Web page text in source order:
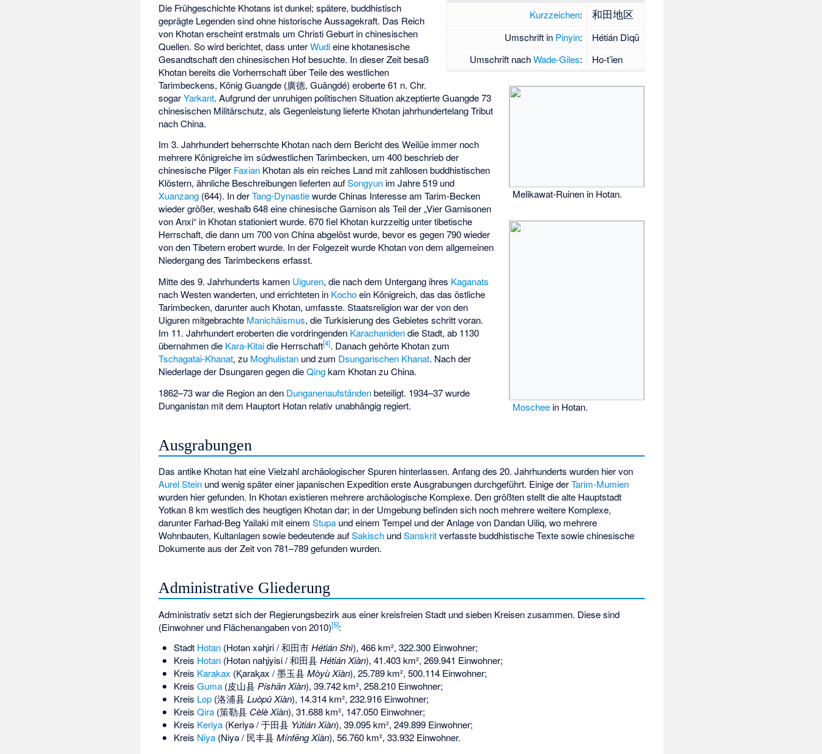
Kurzzeichen: 和田地区
Umschrift in Pinyin:
Hétián Dìqū
Umschrift nachWade-Giles: Ho-t’ien
Melikawat-Ruinen in Hotan.
Moschee in Hotan.
Die Frühgeschichte Khotans ist dunkel; spätere, buddhistisch
geprägte Legenden sind ohne historische Aussagekraft. Das Reich
von Khotan erscheint erstmals um Christi Geburt in chinesischen
Quellen. So wird berichtet, dass unterWudieine khotanesische
Gesandtschaft den chinesischen Hof besuchte. In dieser Zeit besaß
Khotan bereits die Vorherrschaft über Teile des westlichen
Tarimbeckens, König Guangde (廣德, Guǎngdé) eroberte 61 n. Chr.
sogarYarkant. Aufgrund der unruhigen politischen Situation akzeptierte Guangde 73
chinesischen Militärschutz, als Gegenleistung lieferte Khotan jahrhundertelang Tribut
nach China.
Im 3. Jahrhundert beherrschte Khotan nach dem Bericht desWeilüe immer noch
mehrere Königreiche im südwestlichen Tarimbecken, um 400 beschrieb der
chinesische Pilger Faxian Khotan als ein reiches Land mit zahllosen buddhistischen
Klöstern, ähnliche Beschreibungen lieferten aufSongyun im Jahre 519 und
Xuanzang (644). In derTang-Dynastiewurde Chinas Interesse am Tarim-Becken
wieder größer, weshalb 648 eine chinesische Garnison als Teil der „Vier Garnisonen
von Anxi“ in Khotan stationiert wurde. 670 fiel Khotan kurzzeitig unter tibetische
Herrschaft, die dann um 700 von China abgelöst wurde, bevor es gegen 790 wieder
von den Tibetern erobert wurde. In der Folgezeit wurde Khotan von dem allgemeinen
Niedergang des Tarimbeckens erfasst.
Mitte des 9. Jahrhunderts kamen Uiguren, die nach dem Untergang ihres Kaganats
nach Westen wanderten, und errichteten in Kochoein Königreich, das das östliche
Tarimbecken, darunter auch Khotan, umfasste. Staatsreligion war der von den
Uiguren mitgebrachte Manichäismus, die Turkisierung des Gebietes schritt voran.
Im 11. Jahrhundert eroberten die vordringenden Karachanidendie Stadt, ab 1130
übernahmen die Kara-Kitaidie Herrschaft[4]. Danach gehörte Khotan zum
Tschagatai-Khanat, zu Moghulistan und zum Dsungarischen Khanat. Nach der
Niederlage der Dsungaren gegen dieQingkam Khotan zu China.
1862–73 war die Region an den Dunganenaufständenbeteiligt. 1934–37 wurde
Dunganistan mit dem Hauptort Hotan relativ unabhängig regiert.
Ausgrabungen
Das antike Khotan hat eine Vielzahl archäologischer Spuren hinterlassen. Anfang des 20. Jahrhunderts wurden hier von
Aurel Stein und wenig später einer japanischen Expedition erste Ausgrabungen durchgeführt. Einige derTarim-Mumien
wurden hier gefunden. In Khotan existieren mehrere archäologische Komplexe. Den größten stellt die alte Hauptstadt
Yotkan 8 km westlich des heugtigen Khotan dar; in der Umgebung befinden sich noch mehrere weitere Komplexe,
darunter Farhad-Beg Yailaki mit einemStupa und einem Tempel und der Anlage von Dandan Uiliq, wo mehrere
Wohnbauten, Kultanlagen sowie bedeutende aufSakisch undSanskritverfasste buddhistische Texte sowie chinesische
Dokumente aus der Zeit von 781–789 gefunden wurden.
Administrative Gliederung
Administrativ setzt sich der Regierungsbezirk aus einer kreisfreien Stadt und sieben Kreisen zusammen. Diese sind
(Einwohner und Flächenangaben von 2010)[5]:
Stadt Hotan(Hotǝn xəⱨiri / 和田市Hétián Shì), 466 km², 322.300 Einwohner;
Kreis Hotan(Hotən naⱨiyisi / 和田县Hétián Xiàn), 41.403 km², 269.941 Einwohner;
Kreis Karakax (Ⱪaraⱪax / 墨玉县Mòyù Xiàn), 25.789 km², 500.114 Einwohner;
Kreis Guma(皮山县 Píshān Xiàn), 39.742 km², 258.210 Einwohner;
Kreis Lop(洛浦县Luòpǔ Xiàn), 14.314 km², 232.916 Einwohner;
Kreis Qira(策勒县 Cèlè Xiàn), 31.688 km², 147.050 Einwohner;
Kreis Keriya(Keriyə / 于田县 Yútián Xiàn), 39.095 km², 249.899 Einwohner;
Kreis Niya(Niyə / 民丰县Mínfēng Xiàn), 56.760 km², 33.932 Einwohner.